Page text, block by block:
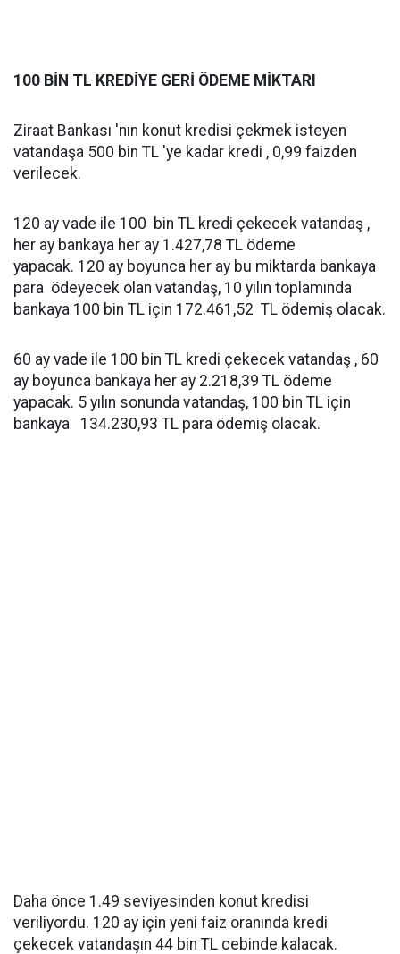
100 BİN TL KREDİYE GERİ ÖDEME MİKTARI
Ziraat Bankası 'nın konut kredisi çekmek isteyen
vatandaşa 500 bin TL 'ye kadar kredi , 0,99 faizden
verilecek.
120 ay vade ile 100 bin TL kredi çekecek vatandaş ,
her ay bankaya her ay 1.427,78 TL ödeme
yapacak. 120 ay boyunca her ay bu miktarda bankaya
para ödeyecek olan vatandaş, 10 yılın toplamında
bankaya 100 bin TL için 172.461,52 TL ödemiş olacak.
60 ay vade ile 100 bin TL kredi çekecek vatandaş , 60
ay boyunca bankaya her ay 2.218,39 TL ödeme
yapacak. 5 yılın sonunda vatandaş, 100 bin TL için
bankaya 134.230,93 TL para ödemiş olacak.
Daha önce 1.49 seviyesinden konut kredisi
veriliyordu. 120 ay için yeni faiz oranında kredi
çekecek vatandaşın 44 bin TL cebinde kalacak.